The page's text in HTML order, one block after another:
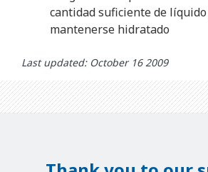
cantidad suficiente de
mantenerse hidratado
Last updated: October 16 2009